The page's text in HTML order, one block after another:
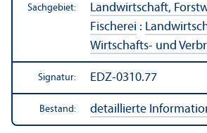
Sachgebiet:
Landwirtschaft,
Fischerei :
Wirtschafts- und
Signatur: EDZ-0310.77
Bestand: detaillierte